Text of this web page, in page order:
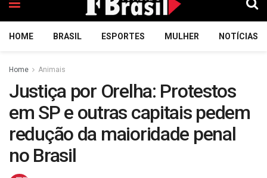
HOME BRASIL ESPORTES MULHER NOTÍCIAS
Home Animais
Justiça por Orelha: Protestos
em SP e outras capitais pedem
redução da maioridade penal
no Brasil